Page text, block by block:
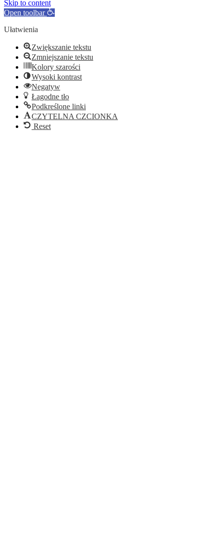
Skip to content
Open toolbar
Ułatwienia
Zwiększanie tekstu
Zmniejszanie tekstu
Kolory szarości
Wysoki kontrast
Negatyw
Łagodne tło
Podkreślone linki
CZYTELNA CZCIONKA
Reset